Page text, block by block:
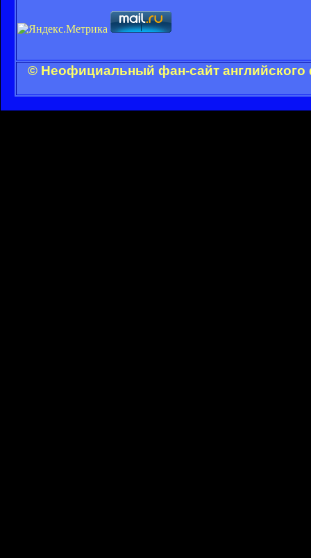
© Неофициальный фан-сайт английского